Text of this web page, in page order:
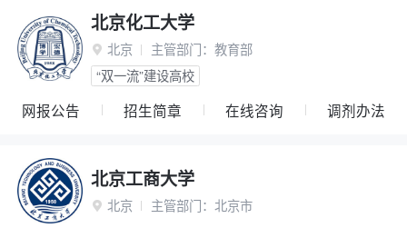
北京化工大学
 北京 主管部门： 教育部
“双一流”建设高校
网报公告 招生简章 在线咨询 调剂办法
北京工商大学
 北京 主管部门： 北京市